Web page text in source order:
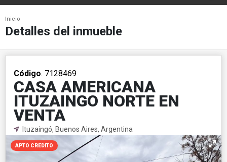
Inicio
Detalles del inmueble
Código. 7128469
CASA AMERICANA
ITUZAINGO NORTE EN
VENTA
Ituzaingó, Buenos Aires, Argentina
APTO CREDITO